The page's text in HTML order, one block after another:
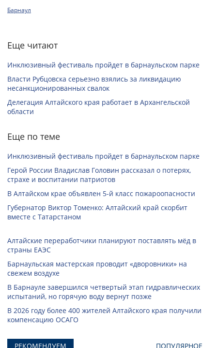
Барнаул
Еще читают
Инклюзивный фестиваль пройдет в барнаульском парке
Власти Рубцовска серьезно взялись за ликвидацию
несанкционированных свалок
Делегация Алтайского края работает в Архангельской
области
Еще по теме
Инклюзивный фестиваль пройдет в барнаульском парке
Герой России Владислав Головин рассказал о потерях,
страхе и воспитании патриотов
В Алтайском крае объявлен 5-й класс пожароопасности
Губернатор Виктор Томенко: Алтайский край скорбит
вместе с Татарстаном
Алтайские переработчики планируют поставлять мёд в
страны ЕАЭС
Барнаульская мастерская проводит «дворовники» на
свежем воздухе
В Барнауле завершился четвертый этап гидравлических
испытаний, но горячую воду вернут позже
В 2026 году более 400 жителей Алтайского края получили
компенсацию ОСАГО
РЕКОМЕНДУЕМ ПОПУЛЯРНОЕ